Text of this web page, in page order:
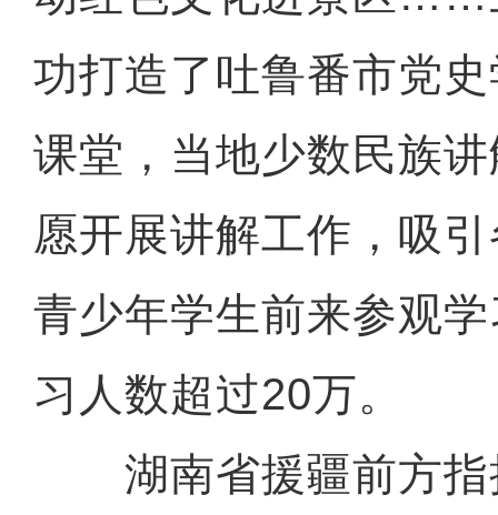
功打造了吐鲁番市党
课堂，当地少数民族
愿开展讲解工作，吸
青少年学生前来参观
习人数超过20万。
湖南省援疆前方指